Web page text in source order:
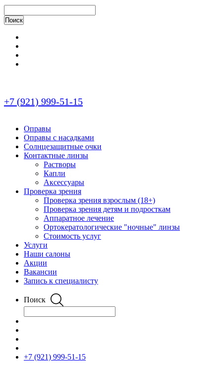
+7 (921) 999-51-15
Оправы
Оправы с насадками
Солнцезащитные очки
Контактные линзы
Растворы
Капли
Аксессуары
Проверка зрения
Проверка зрения взрослым (18+)
Проверка зрения детям и подросткам
Аппаратное лечение
Ортокератологические "ночные" линзы
Стоимость услуг
Услуги
Наши салоны
Акции
Вакансии
Запись к специалисту
Поиск
+7 (921) 999-51-15